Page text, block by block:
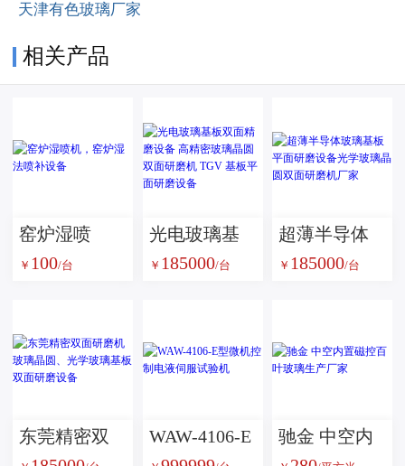
天津有色玻璃厂家
相关产品
窑炉湿喷
机，窑炉湿
￥ 100/台
光电玻璃基
板双面精磨
面研磨机
￥ 185000/台
超薄半导体
玻璃基板平
圆双面研磨
￥ 185000/台
东莞精密双
WAW-4106-E
驰金 中空内